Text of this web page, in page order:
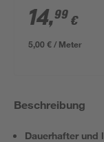
3000 mm
14,99 €
5,00 € / Meter
Beschreibung
Dauerhafter und